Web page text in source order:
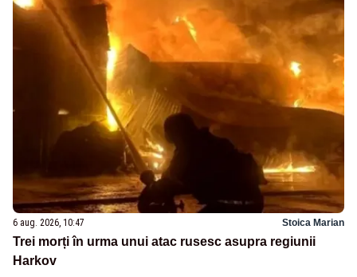
6 aug. 2026, 10:47 Stoica Marian
Trei morți în urma unui atac rusesc asupra regiunii
Harkov